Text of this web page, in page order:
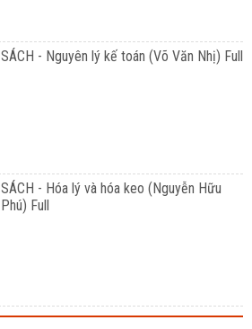
SÁCH - Nguyên lý kế toán (Võ Văn Nhị) Full
SÁCH - Hóa lý và hóa keo (Nguyễn Hữu
Phú) Full